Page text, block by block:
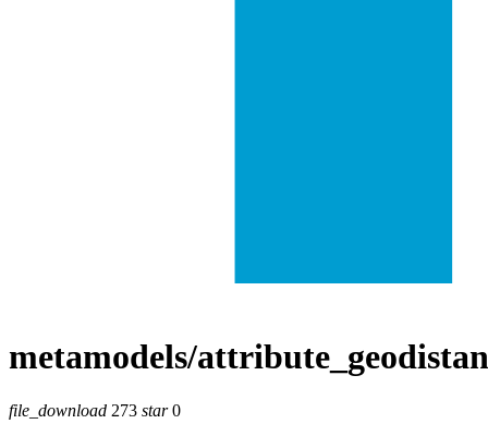
metamodels/
file_download 273 star0